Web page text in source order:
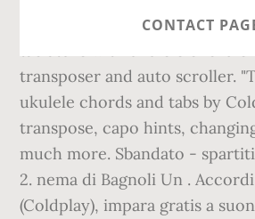
CONTACT
ReF : F, Bb, Gm, Eb. Free and
transposer and auto scroller.
ukulele chords and tabs by
transpose, capo hints,
much more. Sbandato -
2. nema di Bagnoli Un .
(Coldplay), impara gratis a